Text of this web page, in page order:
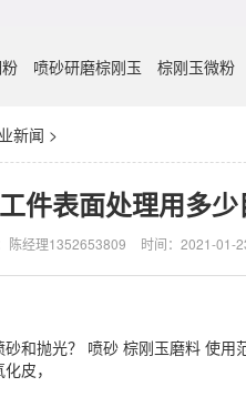
喷砂研磨棕刚玉 棕刚玉微粉
新闻 >
工件表面处理用多
陈经理1352653809 时间：2021-01-
和抛光？ 喷砂 棕刚玉磨料 使
皮，